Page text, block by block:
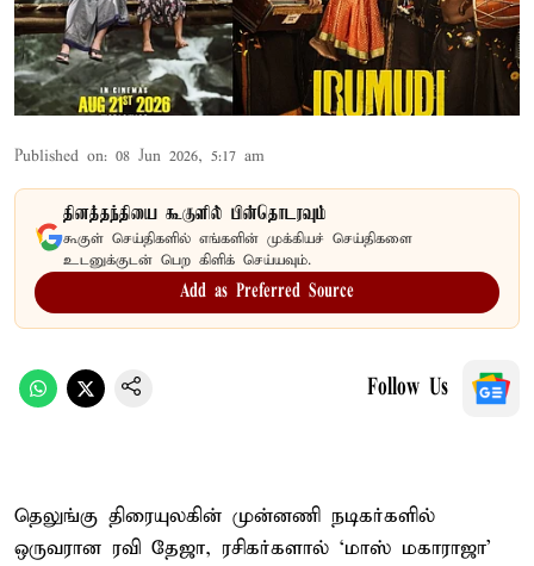
Published on: 08 Jun 2026, 5:17 am
தினத்தந்தியை கூகுளில் பின்தொடரவும்
கூகுள் செய்திகளில் எங்களின் முக்கியச் செய்திகளை
உடனுக்குடன் பெற கிளிக் செய்யவும்.
Add as Preferred Source
Follow Us
தெலுங்கு திரையுலகின் முன்னணி நடிகர்களில்
ஒருவரான ரவி தேஜா, ரசிகர்களால் ‘மாஸ் மகாராஜா’